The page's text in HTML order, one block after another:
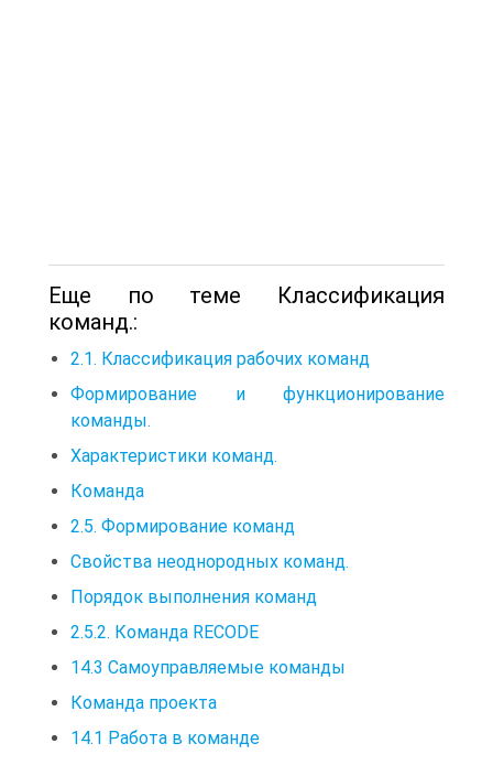
Еще по теме Классификация
команд.:
2.1. Классификация рабочих команд
Формирование и функционирование
команды.
Характеристики команд.
Команда
2.5. Формирование команд
Свойства неоднородных команд.
Порядок выполнения команд
2.5.2. Команда RECODE
14.3 Самоуправляемые команды
Команда проекта
14.1 Работа в команде